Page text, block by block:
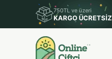
750TL ve üzeri
KARGO ÜCRETSİZ